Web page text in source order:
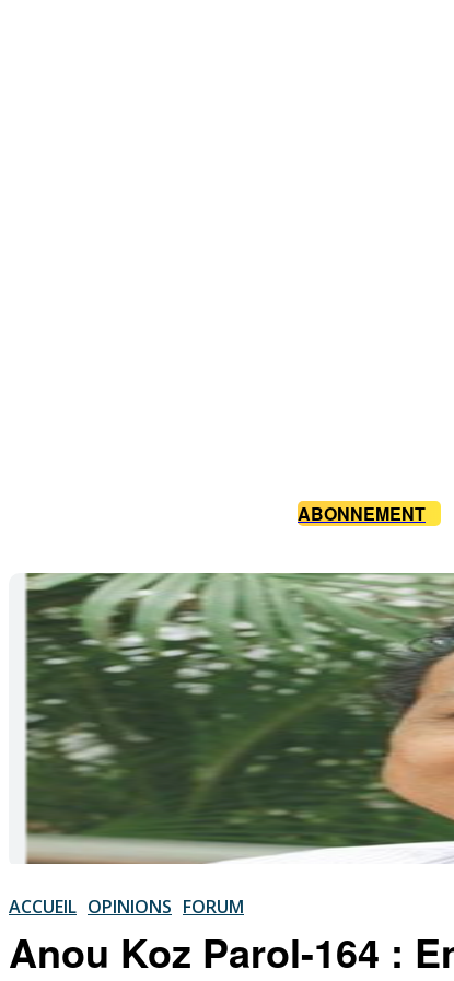
ABONNEMENT
ACCUEIL OPINIONS FORUM
Anou Koz Parol-164 :